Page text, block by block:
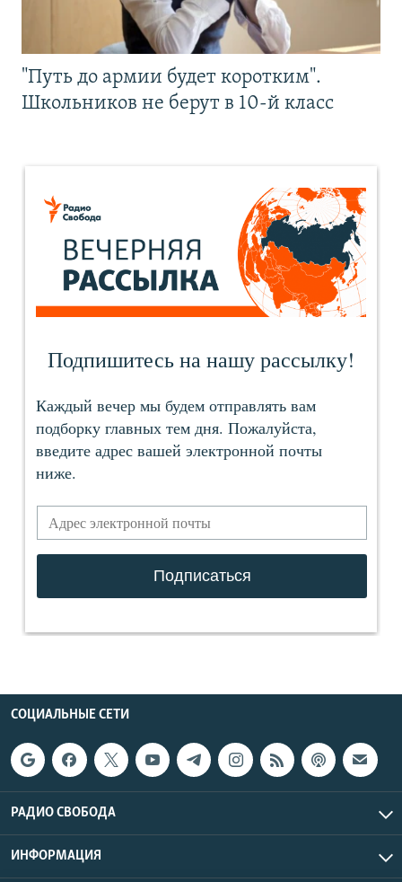
"Путь до армии будет коротким".
Школьников не берут в 10-й класс
СОЦИАЛЬНЫЕ СЕТИ
РАДИО СВОБОДА
ИНФОРМАЦИЯ